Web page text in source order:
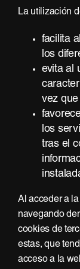
La utilización
facilita
los
evita al
vez
los
tras el
Al acceder a
navegando
cookies de
estas, que
acceso a la